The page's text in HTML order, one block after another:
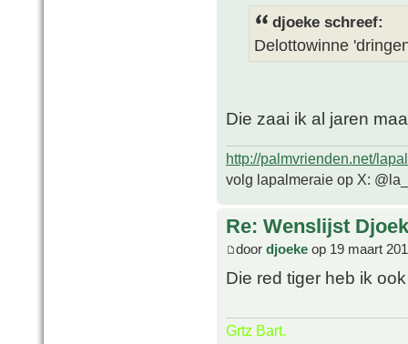
djoeke schreef:
Delottowinne
Die zaai ik al jaren
http://palmvrienden.net/
volg lapalmeraie op X:
Re: Wenslijst
door djoeke op 19 maart
Die red tiger heb ik
Grtz Bart.